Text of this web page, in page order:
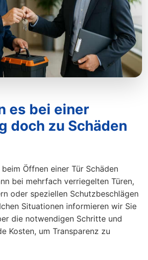
es bei einer
doch zu Schäden
Öffnen einer Tür Schäden
bei mehrfach verriegelten Türen,
oder speziellen Schutzbeschlägen
Situationen informieren wir Sie
die notwendigen Schritte und
Kosten, um Transparenz zu